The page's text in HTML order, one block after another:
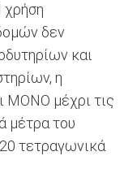
χρήση
δεν
και
η
ΜΟΝΟ μέχρι τις
μέτρα του
τετραγωνικά